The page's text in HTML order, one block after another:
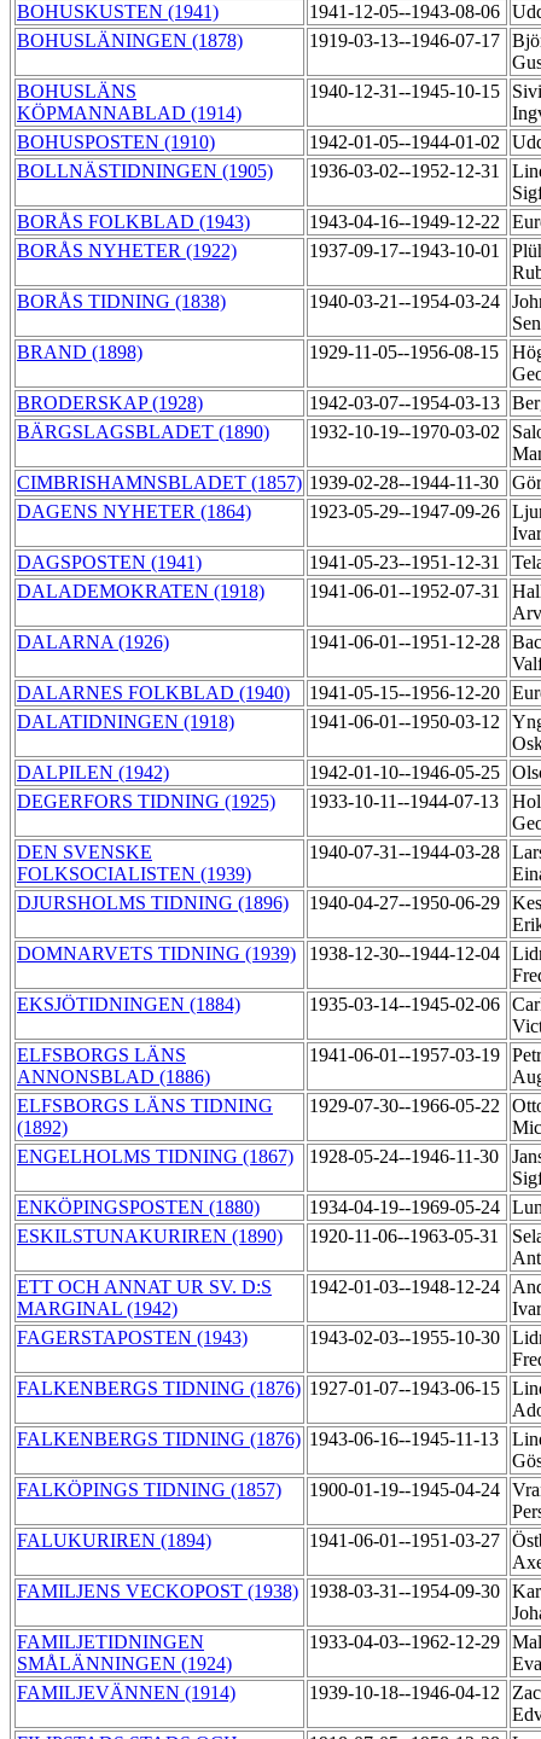
BOHUSKUSTEN (1941) 1941-12-05--1943-08-06
BOHUSLÄNINGEN (1878)
1919-03-13--1946-07-17
BOHUSLÄNS
KÖPMANNABLAD (1914)
1940-12-31--1945-10-15
BOHUSPOSTEN (1910)
1942-01-05--1944-01-02
BOLLNÄSTIDNINGEN (1905)
1936-03-02--1952-12-31
BORÅS FOLKBLAD (1943)
1943-04-16--1949-12-22
BORÅS NYHETER (1922)
1937-09-17--1943-10-01
BORÅS TIDNING (1838)
1940-03-21--1954-03-24
BRAND (1898)
1929-11-05--1956-08-15
BRODERSKAP (1928)
1942-03-07--1954-03-13
BÄRGSLAGSBLADET (1890)
1932-10-19--1970-03-02
CIMBRISHAMNSBLADET (1857) 1939-02-28--1944-11-30
DAGENS NYHETER (1864)
1923-05-29--1947-09-26
DAGSPOSTEN (1941)
1941-05-23--1951-12-31
DALADEMOKRATEN (1918)
1941-06-01--1952-07-31
DALARNA (1926)
1941-06-01--1951-12-28
DALARNES FOLKBLAD (1940)
1941-05-15--1956-12-20
DALATIDNINGEN (1918)
1941-06-01--1950-03-12
DALPILEN (1942)
1942-01-10--1946-05-25
DEGERFORS TIDNING (1925)
1933-10-11--1944-07-13
DEN SVENSKE
FOLKSOCIALISTEN (1939)
1940-07-31--1944-03-28
DJURSHOLMS TIDNING (1896)
1940-04-27--1950-06-29
DOMNARVETS TIDNING (1939)
1938-12-30--1944-12-04
EKSJÖTIDNINGEN (1884)
1935-03-14--1945-02-06
ELFSBORGS LÄNS
ANNONSBLAD (1886)
1941-06-01--1957-03-19
ELFSBORGS LÄNS TIDNING
(1892)
1929-07-30--1966-05-22
ENGELHOLMS TIDNING (1867)
1928-05-24--1946-11-30
ENKÖPINGSPOSTEN (1880)
1934-04-19--1969-05-24
ESKILSTUNAKURIREN (1890)
1920-11-06--1963-05-31
ETT OCH ANNAT UR SV. D:S
MARGINAL (1942)
1942-01-03--1948-12-24
FAGERSTAPOSTEN (1943)
1943-02-03--1955-10-30
FALKENBERGS TIDNING (1876) 1927-01-07--1943-06-15
FALKENBERGS TIDNING (1876) 1943-06-16--1945-11-13
FALKÖPINGS TIDNING (1857)
1900-01-19--1945-04-24
FALUKURIREN (1894)
1941-06-01--1951-03-27
FAMILJENS VECKOPOST (1938) 1938-03-31--1954-09-30
FAMILJETIDNINGEN
SMÅLÄNNINGEN (1924)
1933-04-03--1962-12-29
FAMILJEVÄNNEN (1914)
1939-10-18--1946-04-12